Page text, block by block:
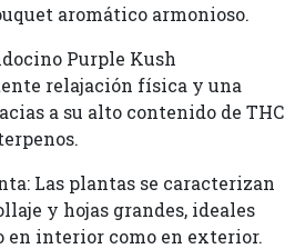
aromático armonioso.
Purple Kush
relajación física y una
a su alto contenido de THC
Las plantas se caracterizan
y hojas grandes, ideales
interior como en exterior.